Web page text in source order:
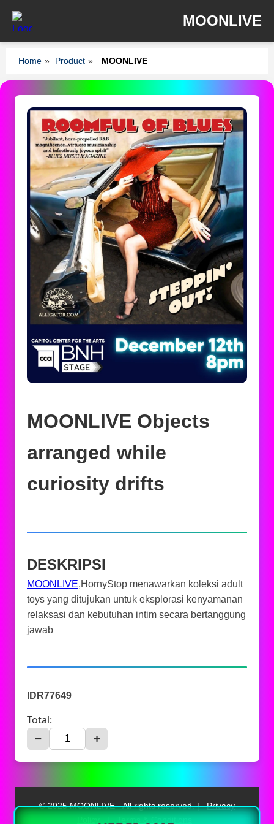
MOONLIVE
Home » Product » MOONLIVE
MOONLIVE Objects
arranged while
curiosity drifts
DESKRIPSI
MOONLIVE,HornyStop menawarkan koleksi adult
toys yang ditujukan untuk eksplorasi kenyamanan
relaksasi dan kebutuhan intim secara bertanggung
jawab
IDR77649
Total:
− +
© 2025 MOONLIVE - All rights reserved. | Privacy